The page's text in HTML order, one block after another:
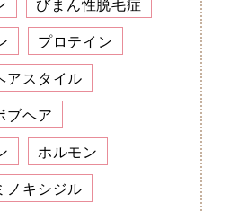
プロテイン
アスタイル
ブヘア
ホルモン
ノキシジル